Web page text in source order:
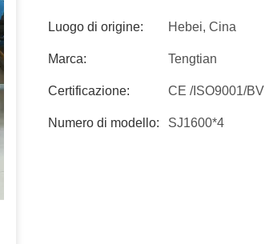
Luogo di origine: Hebei, Cina
Marca: Tengtian
Certificazione: CE /ISO9001/BV
Numero di modello: SJ1600*4